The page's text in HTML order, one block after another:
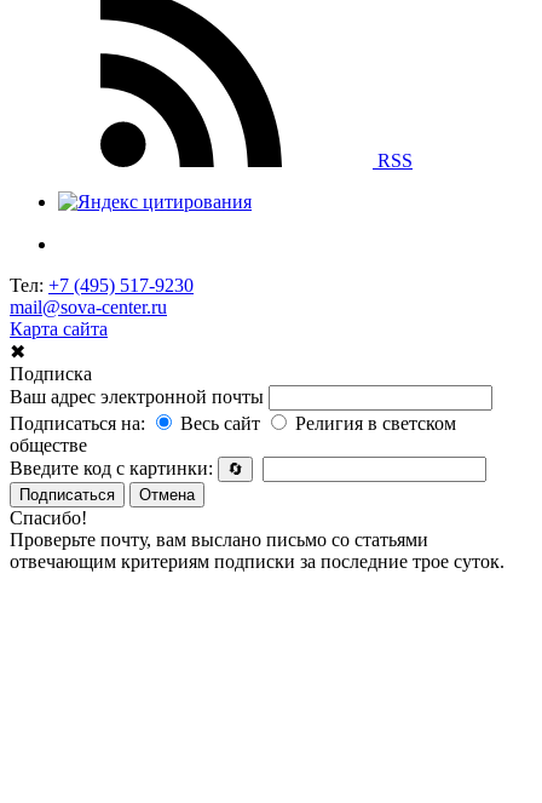
RSS
Тел: +7 (495) 517-9230
mail@sova-center.ru
Карта сайта
✖
Подписка
Ваш адрес электронной почты
Подписаться на:
Весь сайт
Религия в светском
обществе
Введите код с картинки:
🔄
Подписаться
Отмена
Спасибо!
Проверьте почту, вам выслано письмо со статьями
отвечающим критериям подписки за последние трое суток.